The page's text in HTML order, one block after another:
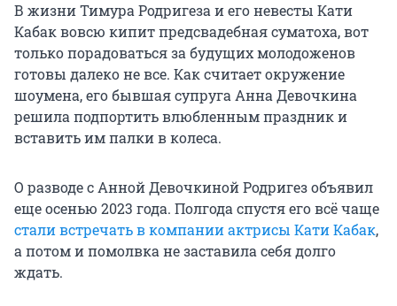
В жизни Тимура Родригеза и его невесты Кати
Кабак вовсю кипит предсвадебная суматоха, вот
только порадоваться за будущих молодоженов
готовы далеко не все. Как считает окружение
шоумена, его бывшая супруга Анна Девочкина
решила подпортить влюбленным праздник и
вставить им палки в колеса.
О разводе с Анной Девочкиной Родригез объявил
еще осенью 2023 года. Полгода спустя его всё чаще
стали встречать в компании актрисы Кати Кабак,
а потом и помолвка не заставила себя долго
ждать.